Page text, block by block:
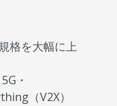
格を大幅に上
・
（V2X）